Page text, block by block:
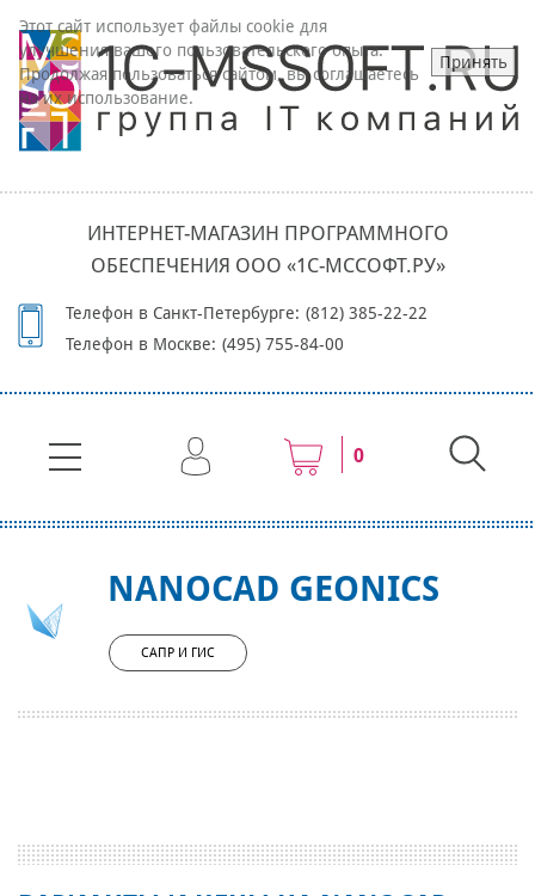
ИНТЕРНЕТ-МАГАЗИН ПРОГРАММНОГО
ОБЕСПЕЧЕНИЯ ООО «1С-МССОФТ.РУ»
Телефон в Санкт-Петербурге: (812) 385-22-22
Телефон в Москве: (495) 755-84-00
0
NANOCAD GEONICS
САПР И ГИС
Этот сайт использует файлы cookie для
улучшения вашего пользовательского опыта.
Продолжая пользоваться сайтом, вы соглашаетесь
на их использование.
Принять